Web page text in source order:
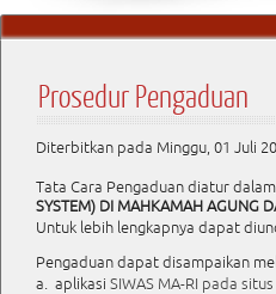
Prosedur Pengaduan
Diterbitkan pada Minggu, 01 Juli
Tata Cara Pengaduan diatur dalam
SYSTEM) DI MAHKAMAH AGUNG
Untuk lebih lengkapnya dapat
Pengaduan dapat disampaikan
a. aplikasi SIWAS MA-RI pada